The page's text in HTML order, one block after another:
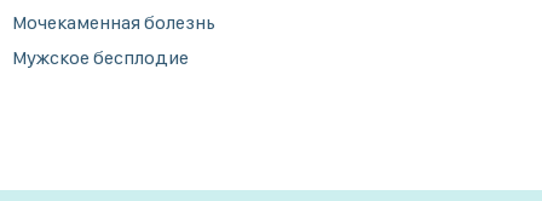
Мочекаменная болезнь
Мужское бесплодие